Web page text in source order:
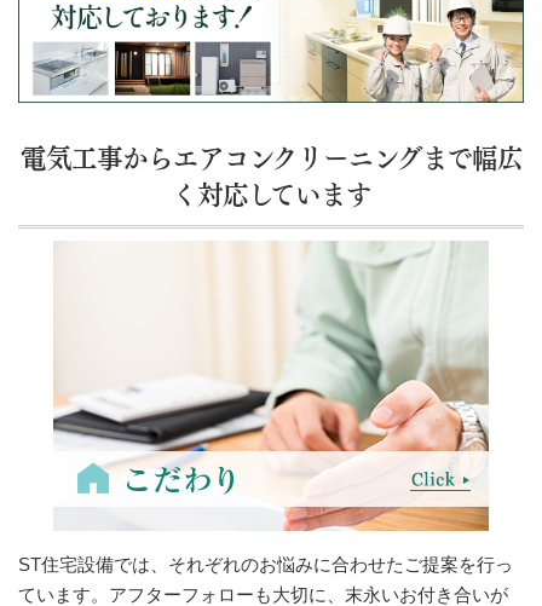
電気工事からエアコンクリーニングまで幅広
く対応しています
ST住宅設備では、それぞれのお悩みに合わせたご提案を行っ
ています。アフターフォローも大切に、末永いお付き合いが